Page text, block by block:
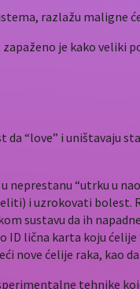
razlažu maligne
je kako veliki
“love” i uništavaju
“utrku u
i uzrokovati bolest.
sustavu da ih
lična karta koju
nove ćelije raka, kao
tehnike